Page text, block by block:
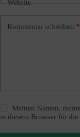
Website
Kommentar schreiben *
Meinen Namen,
in diesem Browser für
v
e